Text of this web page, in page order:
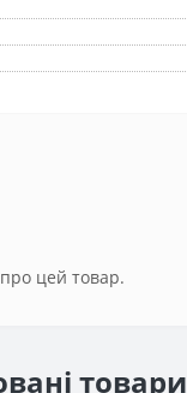
про цей товар.
товари